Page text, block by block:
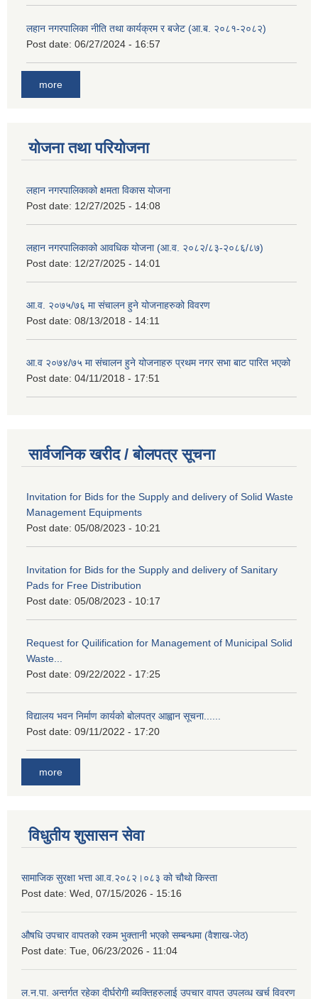
लहान नगरपालिका नीति तथा कार्यक्रम र बजेट (आ.ब. २०८१-२०८२)
Post date: 06/27/2024 - 16:57
more
योजना तथा परियोजना
लहान नगरपालिकाको क्षमता विकास योजना
Post date: 12/27/2025 - 14:08
लहान नगरपालिकाको आवधिक योजना (आ.व. २०८२/८३-२०८६/८७)
Post date: 12/27/2025 - 14:01
आ.व. २०७५/७६ मा संचालन हुने योजनाहरुको विवरण
Post date: 08/13/2018 - 14:11
आ.व २०७४/७५ मा संचालन हुने योजनाहरु प्रथम नगर सभा बाट पारित भएको
Post date: 04/11/2018 - 17:51
सार्वजनिक खरीद / बोलपत्र सूचना
Invitation for Bids for the Supply and delivery of Solid Waste
Management Equipments
Post date: 05/08/2023 - 10:21
Invitation for Bids for the Supply and delivery of Sanitary
Pads for Free Distribution
Post date: 05/08/2023 - 10:17
Request for Quilification for Management of Municipal Solid
Waste...
Post date: 09/22/2022 - 17:25
विद्यालय भवन निर्माण कार्यको बोलपत्र आह्वान सूचना......
Post date: 09/11/2022 - 17:20
more
विधुतीय शुसासन सेवा
सामाजिक सुरक्षा भत्ता आ.व.२०८२।०८३ को चौथो किस्ता
Post date: Wed, 07/15/2026 - 15:16
औषधि उपचार वापतको रकम भुक्तानी भएको सम्बन्धमा (वैशाख-जेठ)
Post date: Tue, 06/23/2026 - 11:04
ल.न.पा. अन्तर्गत रहेका दीर्घरोगी ब्यक्तिहरुलाई उपचार वापत उपलव्ध खर्च विवरण